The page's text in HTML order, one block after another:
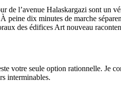
l’avenue Halaskargazi sont un
dix minutes de marche
des édifices Art nouveau
votre seule option rationnelle. Je
interminables.